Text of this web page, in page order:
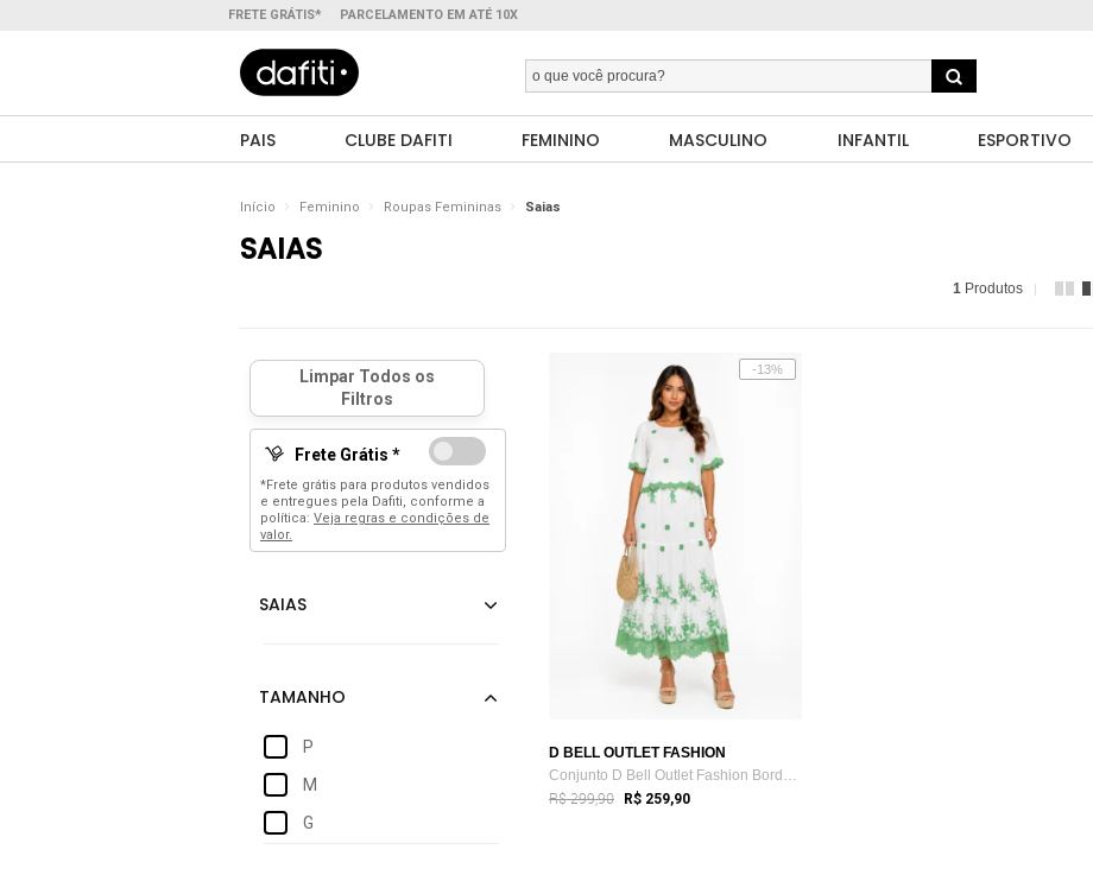
FRETE GRÁTIS* PARCELAMENTO EM ATÉ 10X
PAIS CLUBE DAFITI FEMININO MASCULINO INFANTIL ESPORTIVO
Início Feminino Roupas Femininas Saias
SAIAS
1 Produtos
Frete Grátis *
*Frete grátis para produtos vendidos
e entregues pela Dafiti, conforme a
política: Veja regras e condições de
valor.
P
M
G
-13%
D BELL OUTLET FASHION
Conjunto D Bell Outlet Fashion Bordado Verde
R$ 299,90 R$ 259,90